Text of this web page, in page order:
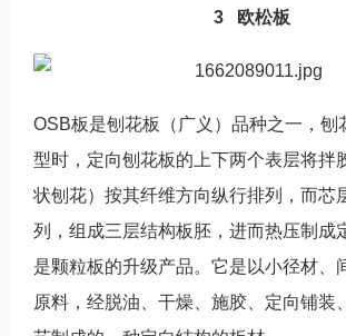
3 欧松板
OSB板是刨花板（广义）品种之一，刨
型时，定向刨花板的上下两个表层将拌
状刨花）按其纤维方向纵行排列，而芯
列，组成三层结构板胚，进而热压制成
是颗粒板的升级产品。它是以小径材、
原料，经脱油、干燥、施胶、定向铺装